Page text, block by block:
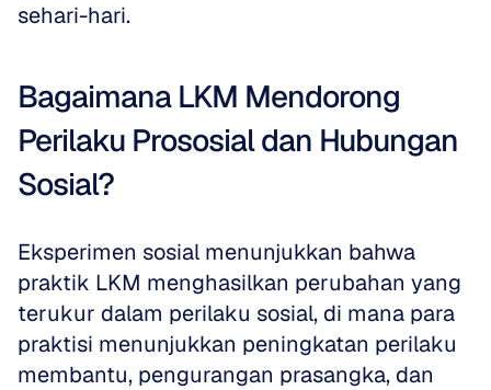
sehari-hari.
Bagaimana LKM Mendorong
Perilaku Prososial dan Hubungan
Sosial?
Eksperimen sosial menunjukkan bahwa
praktik LKM menghasilkan perubahan yang
terukur dalam perilaku sosial, di mana para
praktisi menunjukkan peningkatan perilaku
membantu, pengurangan prasangka, dan